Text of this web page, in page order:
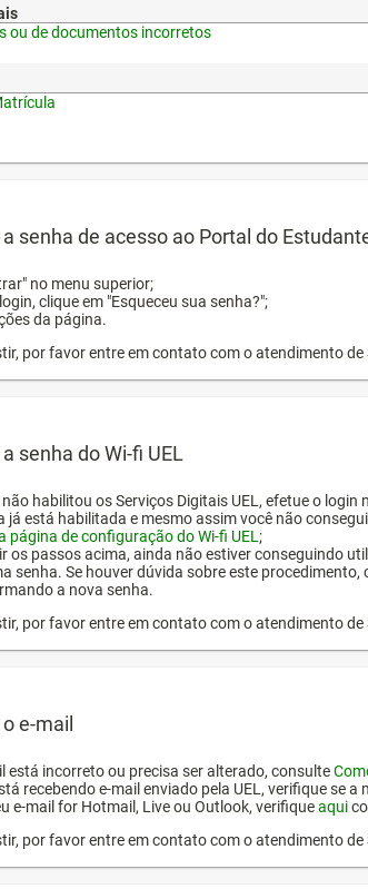
ou de documentos incorretos
senha de acesso ao Portal do
no menu superior;
clique em "Esqueceu sua senha?";
da página.
por favor entre em contato com o atendimento
senha do Wi-fi UEL
habilitou os Serviços Digitais UEL, efetue o
já está habilitada e mesmo assim você não
página de configuração do Wi-fi UEL ;
os passos acima, ainda não estiver conseguindo
senha. Se houver dúvida sobre este procedimento,
a nova senha.
por favor entre em contato com o atendimento
e-mail
está incorreto ou precisa ser alterado, consulte
recebendo e-mail enviado pela UEL, verifique se
e-mail for Hotmail, Live ou Outlook, verifiqueaqui
por favor entre em contato com o atendimento